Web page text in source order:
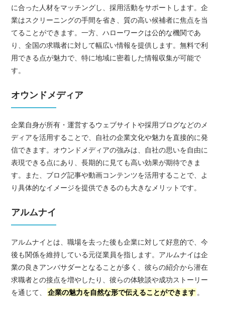
に合った人材をマッチングし、採用活動をサポートします。企
業はスクリーニングの手間を省き、質の高い候補者に焦点を当
てることができます。一方、ハローワークは公的な機関であ
り、全国の求職者に対して幅広い情報を提供します。無料で利
用できる点が魅力で、特に地域に密着した情報収集が可能で
す。
オウンドメディア
企業自身が所有・運営するウェブサイトや採用ブログなどのメ
ディアを活用することで、自社の企業文化や魅力を直接的に発
信できます。オウンドメディアの強みは、自社の思いを自由に
表現できる点にあり、長期的に見ても高い効果が期待できま
す。また、ブログ記事や動画コンテンツを活用することで、よ
り具体的なイメージを提供できるのも大きなメリットです。
アルムナイ
アルムナイとは、職場を去った後も企業に対して好意的で、今
後も関係を維持している元従業員を指します。アルムナイは企
業の良きアンバサダーとなることが多く、彼らの紹介から潜在
求職者との接点を増やしたり、彼らの体験談や成功ストーリー
を通じて、
企業の魅力を自然な形で伝えることができます 。